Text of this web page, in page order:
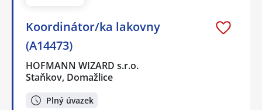
Koordinátor/ka lakovny
(A14473)
HOFMANN WIZARD s.r.o.
Staňkov, Domažlice
Plný úvazek